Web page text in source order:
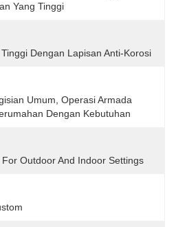
Yang Tinggi
Dengan Lapisan Anti-Korosi
Umum, Operasi Armada
Dengan Kebutuhan
Outdoor And Indoor Settings